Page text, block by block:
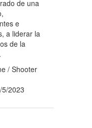
de una
e
a liderar la
de la
/ Shooter
5/2023